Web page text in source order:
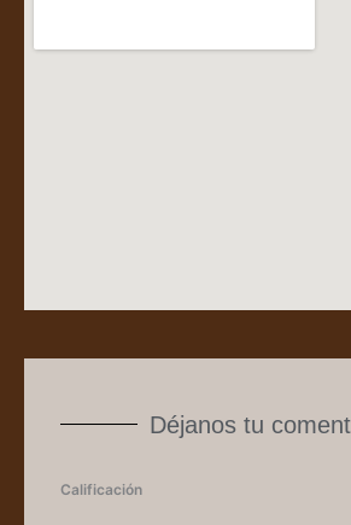
Déjanos tu
Calificación